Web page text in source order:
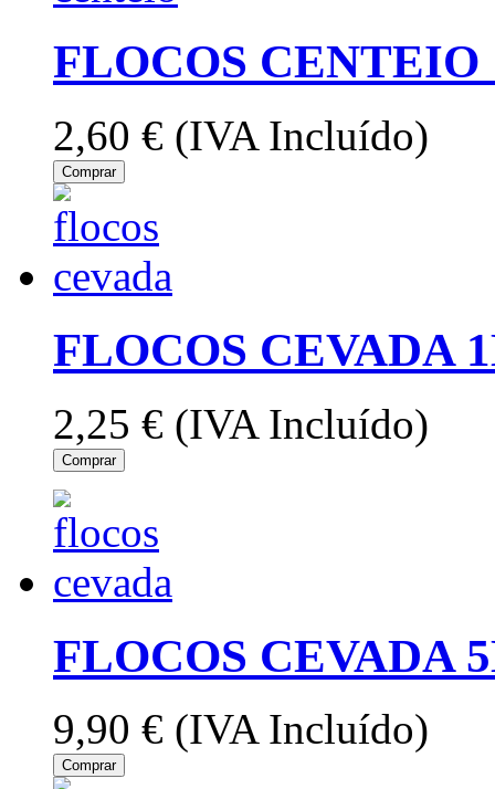
FLOCOS
2,60 € (IVA Incluído)
Comprar
FLOCOS CEVADA
2,25 € (IVA Incluído)
Comprar
FLOCOS CEVADA
9,90 € (IVA Incluído)
Comprar